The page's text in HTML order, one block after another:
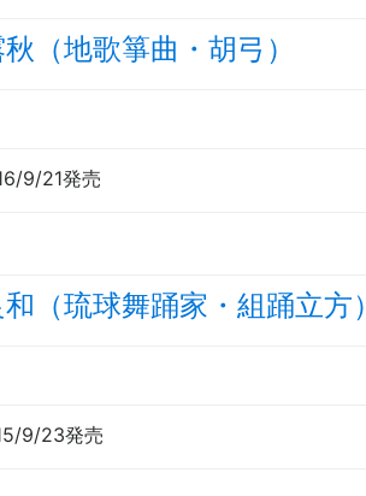
（地歌箏曲・胡弓）
9/21発売
（琉球舞踊家・組踊立方）
9/23発売